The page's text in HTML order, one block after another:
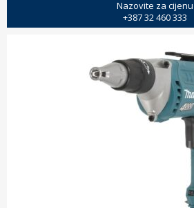
Nazovite za cijenu
+387 32 460 333